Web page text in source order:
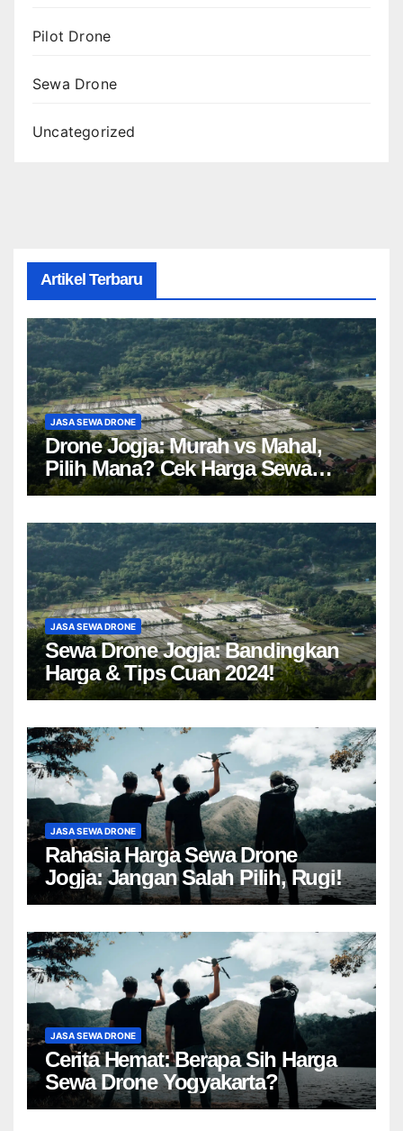
Pilot Drone
Sewa Drone
Uncategorized
Artikel Terbaru
JASA SEWA DRONE
Drone Jogja: Murah vs Mahal,
Pilih Mana? Cek Harga Sewa
Drone Yogyakarta!
JASA SEWA DRONE
Sewa Drone Jogja: Bandingkan
Harga & Tips Cuan 2024!
JASA SEWA DRONE
Rahasia Harga Sewa Drone
Jogja: Jangan Salah Pilih, Rugi!
JASA SEWA DRONE
Cerita Hemat: Berapa Sih Harga
Sewa Drone Yogyakarta?